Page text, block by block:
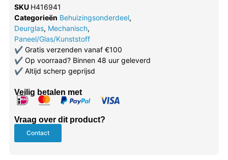
SKU H416941
Categorieën Behuizingsonderdeel,
Deurglas, Mechanisch,
Paneel/Glas/Kunststoff
✔Gratis verzenden vanaf €100
✔Op voorraad? Binnen 48 uur geleverd
✔Altijd scherp geprijsd
Veilig betalen met
Vraag over dit product?
Contact